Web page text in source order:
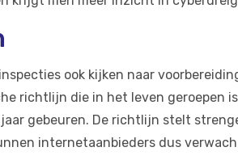
ook kijken naar
richtlijn die in het leven geroepen
gebeuren. De richtlijn stelt
internetaanbieders dus